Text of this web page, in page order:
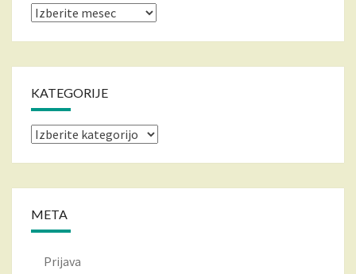
Arhiv
KATEGORIJE
Kategorije
META
Prijava